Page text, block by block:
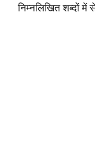
निम्नलिखित शब्दों में